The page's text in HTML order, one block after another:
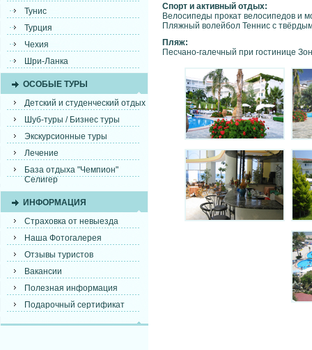
Тунис
Турция
Чехия
Шри-Ланка
ОСОБЫЕ ТУРЫ
Детский и студенческий отдых
Шуб-туры / Бизнес туры
Экскурсионные туры
Лечение
База отдыха "Чемпион"
Селигер
ИНФОРМАЦИЯ
Страховка от невыезда
Наша Фотогалерея
Отзывы туристов
Вакансии
Полезная информация
Подарочный сертификат
Спорт и активный отдых:
Велосипеды прокат велосипедов и
Пляжный волейбол Теннис с
Пляж:
Песчано-галечный при гостинице